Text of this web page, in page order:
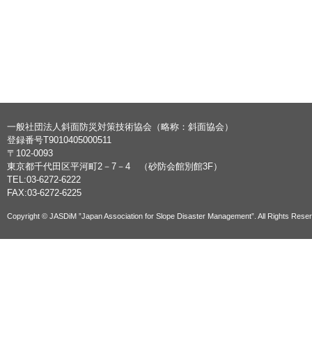
一般社団法人斜面防災対策技術協会（略称：斜面協会）
登録番号T9010405000511
〒102-0093
東京都千代田区平河町2－7－4 （砂防会館別館3F）
TEL:03-6272-6222
FAX:03-6272-6225
Copyright © JASDiM ”Japan Association for Slope Disaster Management”. All Rights